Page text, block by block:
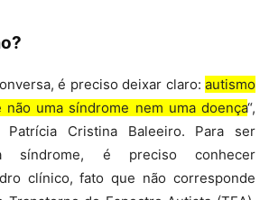
é preciso deixar claro: autismo
uma síndrome nem uma doença“,
Cristina Baleeiro. Para ser
síndrome, é preciso conhecer
clínico, fato que não corresponde